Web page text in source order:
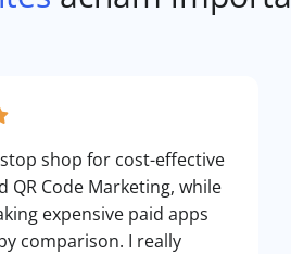
shop for cost-effective
QR Code Marketing, while
expensive paid apps
comparison. I really